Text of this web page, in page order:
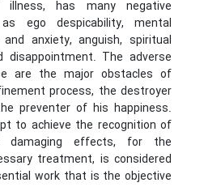
has many negative
ego despicability, mental
anxiety, anguish, spiritual
disappointment. The adverse
are the major obstacles of
process, the destroyer
preventer of his happiness.
to achieve the recognition of
damaging effects, for the
treatment, is considered
work that is the objective